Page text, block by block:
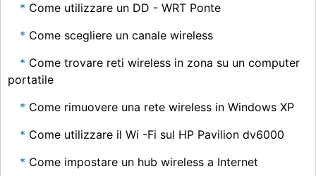
Come utilizzare un DD - WRT Ponte
Come scegliere un canale wireless
Come trovare reti wireless in zona su un computer
portatile
Come rimuovere una rete wireless in Windows XP
Come utilizzare il Wi -Fi sul HP Pavilion dv6000
Come impostare un hub wireless a Internet